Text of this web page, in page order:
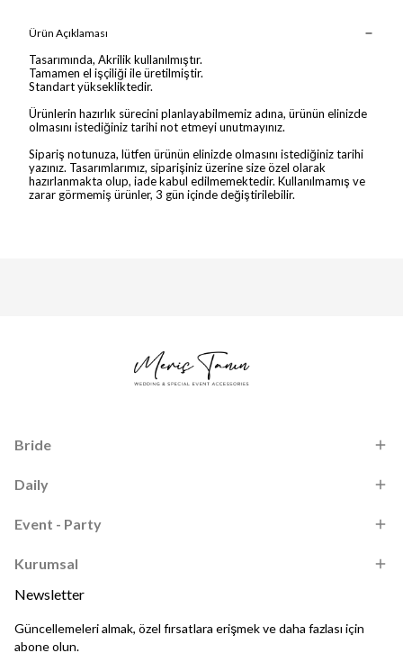
Ürün Açıklaması
Tasarımında, Akrilik kullanılmıştır.
Tamamen el işçiliği ile üretilmiştir.
Standart yüksekliktedir.
Ürünlerin hazırlık sürecini planlayabilmemiz adına, ürünün elinizde
olmasını istediğiniz tarihi not etmeyi unutmayınız.
Sipariş notunuza, lütfen ürünün elinizde olmasını istediğiniz tarihi
yazınız. Tasarımlarımız, siparişiniz üzerine size özel olarak
hazırlanmakta olup, iade kabul edilmemektedir. Kullanılmamış ve
zarar görmemiş ürünler, 3 gün içinde değiştirilebilir.
Bride
Daily
Event - Party
Kurumsal
Newsletter
Güncellemeleri almak, özel fırsatlara erişmek ve daha fazlası için
abone olun.